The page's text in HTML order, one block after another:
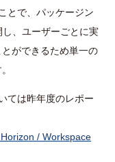
とで、パッケージン
し、ユーザーごとに実
ができるため単一の
ては昨年度のレポー
/ Workspace